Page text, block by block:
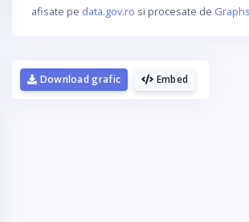
afisate pe data.gov.ro si procesate de
Embed
Download grafic